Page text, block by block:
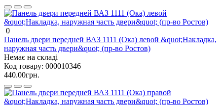
0
Панель двери передней ВАЗ 1111 (Ока) левой &quot;Накладка,
наружная часть двери&quot; (пр-во Ростов)
Немає на складі
Код товару: 000010346
440.00грн.